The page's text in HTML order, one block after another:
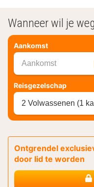
Wanneer wil je
Aankomst
Aankomst
Reisgezelschap
2 Volwassenen (1
Ontgrendel
door lid te worden